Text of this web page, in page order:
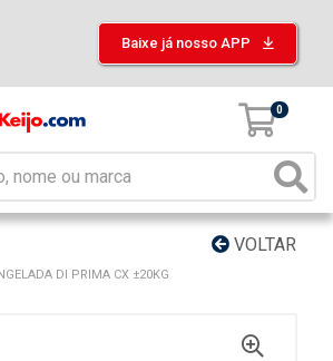
Baixe já nosso APP
0
VOLTAR
DI PRIMA CX ±20KG